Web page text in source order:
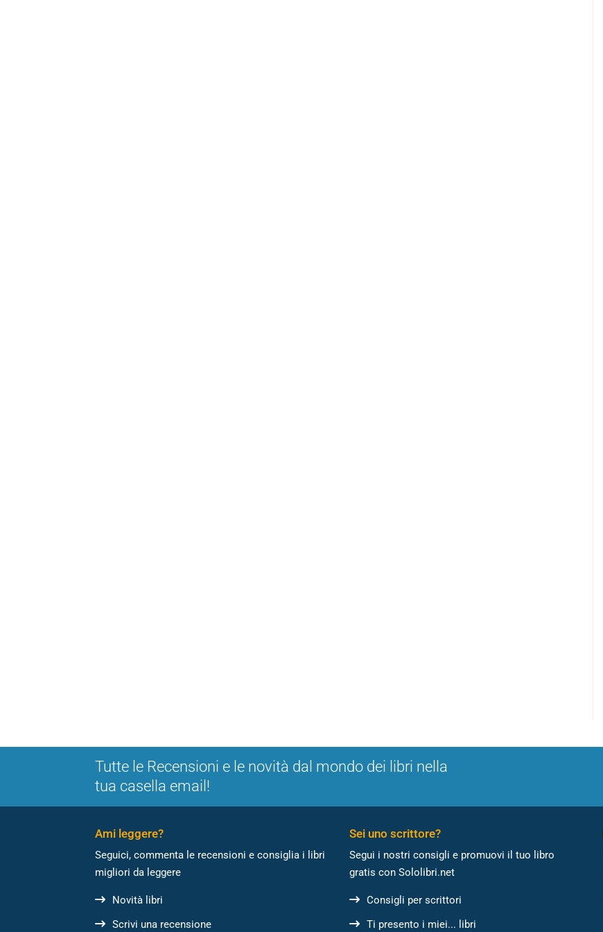
Tutte le Recensioni e le novità dal mondo dei libri nella
tua casella email!
Ami leggere?
Seguici, commenta le recensioni e consiglia i libri
migliori da leggere
Novità libri
Scrivi una recensione
Sei uno scrittore?
Segui i nostri consigli e promuovi il tuo libro
gratis con Sololibri.net
Consigli per scrittori
Ti presento i miei... libri